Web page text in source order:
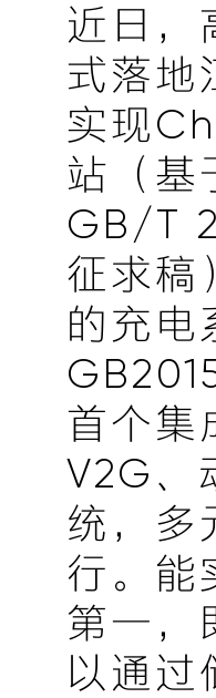
近日，
式落地
实现
站（基
GB/T
征求稿
的充电
首个集
V2G、
统，多
行。能
第一，
以通过